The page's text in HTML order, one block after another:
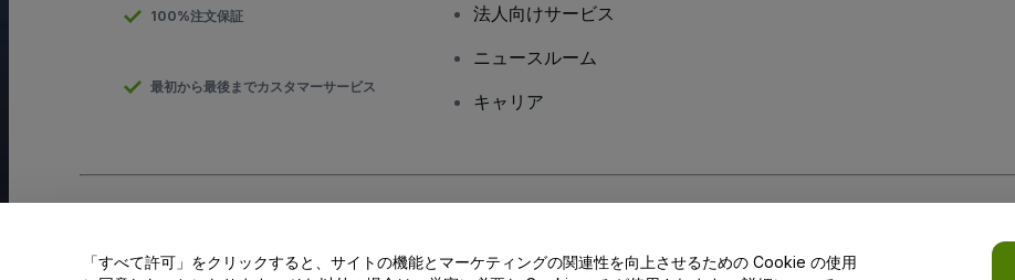
100%注文保証
最初から最後までカスタマーサービス
法人向けサービス
ニュースルーム
キャリア
私の個人情報を共有しない/あなたのプライバシーの選択
「すべて許可」をクリックすると、サイトの機能とマーケティングの関連性を向上させるための Cookie の使用